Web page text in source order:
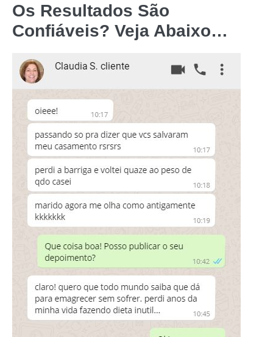
Os Resultados São
Confiáveis? Veja Abaixo…